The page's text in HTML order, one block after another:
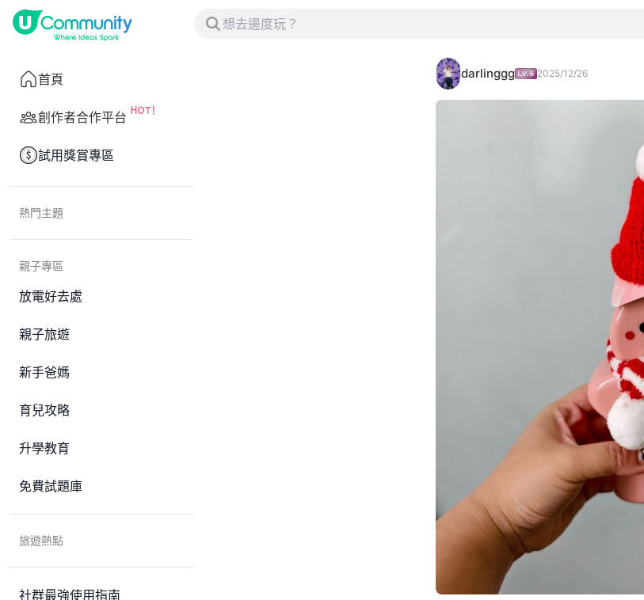
首頁
創作者合作平台
試用獎賞專區
熱門主題
親子專區
放電好去處
親子旅遊
新手爸媽
育兒攻略
升學教育
免費試題庫
旅遊熱點
社群最強使用指南
darlinggg 2025/12/26